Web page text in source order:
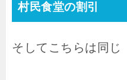
村民食堂の割引
そしてこちらは同じ